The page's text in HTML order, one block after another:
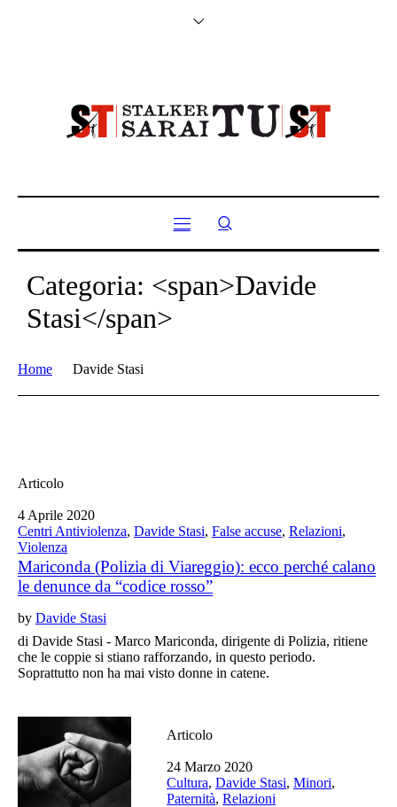
Categoria: <span>Davide
Stasi</span>
Home Davide Stasi
Articolo
4 Aprile 2020
Centri Antiviolenza, Davide Stasi, False accuse, Relazioni,
Violenza
Mariconda (Polizia di Viareggio): ecco perché calano
le denunce da “codice rosso”
by Davide Stasi
di Davide Stasi - Marco Mariconda, dirigente di Polizia, ritiene
che le coppie si stiano rafforzando, in questo periodo.
Soprattutto non ha mai visto donne in catene.
Articolo
24 Marzo 2020
Cultura,Davide Stasi,Minori,
Paternità,Relazioni